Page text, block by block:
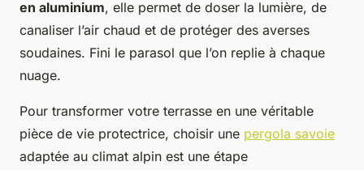
en aluminium, elle permet de doser la lumière, de
canaliser l’air chaud et de protéger des averses
soudaines. Fini le parasol que l’on replie à chaque
nuage.
Pour transformer votre terrasse en une véritable
pièce de vie protectrice, choisir une pergola savoie
adaptée au climat alpin est une étape